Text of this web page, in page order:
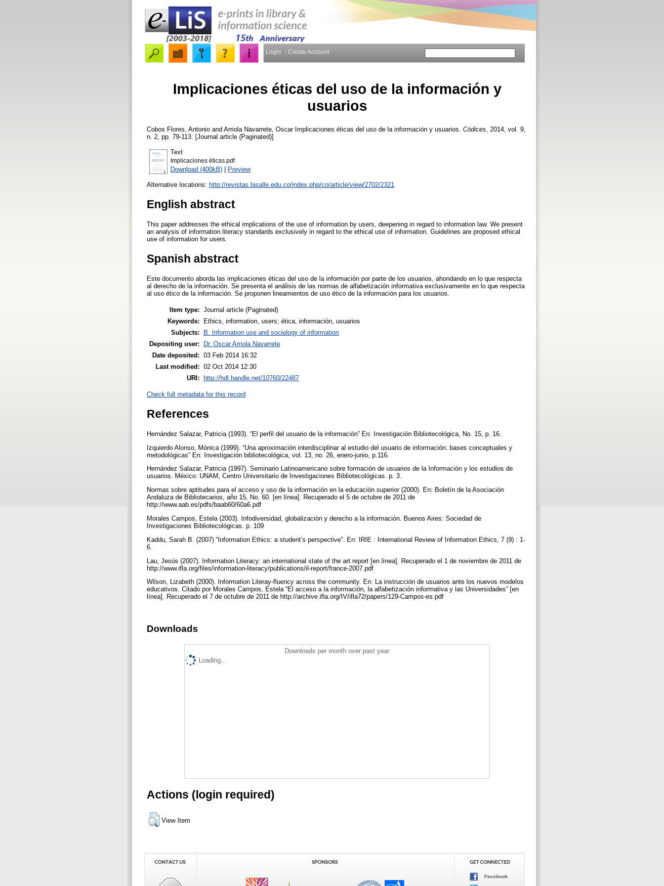
Login Create Account
Implicaciones éticas del uso de la información y
usuarios
Cobos Flores, Antonio and Arriola Navarrete, OscarImplicaciones éticas del uso de la información y usuarios. Códices , 2014, vol. 9,
n. 2, pp. 79-113. [Journal article (Paginated)]
Text
Implicaciones éticas.pdf
Download (400kB) | Preview
Alternative locations: http://revistas.lasalle.edu.co/index.php/co/article/view/2702/2321
English abstract
This paper addresses the ethical implications of the use of information by users, deepening in regard to information law. We present
an analysis of information literacy standards exclusively in regard to the ethical use of information. Guidelines are proposed ethical
use of information for users.
Spanish abstract
Este documento aborda las implicaciones éticas del uso de la información por parte de los usuarios, ahondando en lo que respecta
al derecho de la información. Se presenta el análisis de las normas de alfabetización informativa exclusivamente en lo que respecta
al uso ético de la información. Se proponen lineamientos de uso ético de la información para los usuarios.
Item type: Journal article (Paginated)
Keywords:
Ethics, information, users; ética, información, usuarios
Subjects:
B. Information use and sociology of information
Depositing user:
Dr. Oscar Arriola Navarrete
Date deposited: 03 Feb 2014 16:32
Last modified: 02 Oct 2014 12:30
URI:
http://hdl.handle.net/10760/22487
Check full metadata for this record
References
Hernández Salazar, Patricia (1993). “El perfil del usuario de la información” En: Investigación Bibliotecológica, No. 15, p. 16.
Izquierdo Alonso, Mónica (1999). “Una aproximación interdisciplinar al estudio del usuario de información: bases conceptuales y
metodológicas” En: Investigación bibliotecológica, vol. 13, no. 26, enero-junio, p.116.
Hernández Salazar, Patricia (1997). Seminario Latinoamericano sobre formación de usuarios de la Información y los estudios de
usuarios. México: UNAM, Centro Universitario de Investigaciones Bibliotecológicas. p. 3.
Normas sobre aptitudes para el acceso y uso de la información en la educación superior (2000). En: Boletín de la Asociación
Andaluza de Bibliotecarios, año 15, No. 60. [en línea]. Recuperado el 5 de octubre de 2011 de
http://www.aab.es/pdfs/baab60/60a6.pdf
Morales Campos, Estela (2003). Infodiversidad, globalización y derecho a la información. Buenos Aires: Sociedad de
Investigaciones Bibliotecológicas. p. 109
Kaddu, Sarah B. (2007) “Information Ethics: a student’s perspective”. En: IRIE : International Review of Information Ethics, 7 (9) : 1-
6.
Lau, Jesús (2007). Information Literacy: an international state of the art report [en línea]. Recuperado el 1 de noviembre de 2011 de
http://www.ifla.org/files/information-literacy/publications/il-report/france-2007.pdf
Wilson, Lizabeth (2000). Information Literay-fluency across the community. En: La instrucción de usuarios ante los nuevos modelos
educativos. Citado por Morales Campos, Estela “El acceso a la información, la alfabetización informativa y las Universidades” [en
línea]. Recuperado el 7 de octubre de 2011 de http://archive.ifla.org/IV/ifla72/papers/129-Campos-es.pdf
Downloads
Downloads per month over past year
Loading...
Actions (login required)
View Item
Facebook